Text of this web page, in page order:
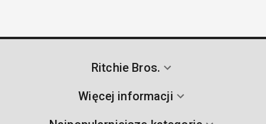
Ritchie Bros.
Więcej informacji